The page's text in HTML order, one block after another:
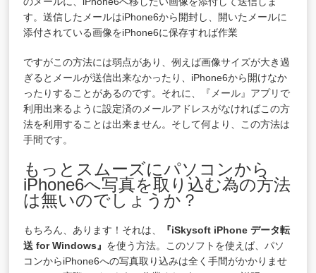
す。送信したメールはiPhone6から開封し、開いたメールに
添付されている画像をiPhone6に保存すれば作業
ですがこの方法には弱点があり、例えば画像サイズが大き過
ぎるとメールが送信出来なかったり、iPhone6から開けなか
ったりすることがあるのです。それに、『メール』アプリで
利用出来るように設定済のメールアドレスがなければこの方
法を利用することは出来ません。そして何より、この方法は
手間です。
もっとスムーズにパソコンから
iPhone6へ写真を取り込む為の方法
は無いのでしょうか？
もちろん、あります！それは、
『iSkysoft iPhone データ転
送 for Windows』 を使う方法。このソフトを使えば、パソ
コンからiPhone6への写真取り込みは全く手間がかかりませ